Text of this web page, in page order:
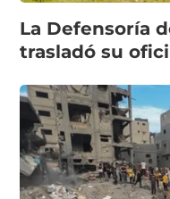
La Defensoría
trasladó su